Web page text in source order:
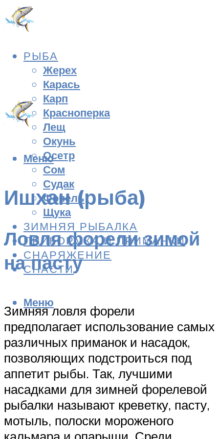
РЫБА
Жерех
Карась
Карп
Красноперка
Лещ
Окунь
Осетр
Сом
Судак
Форель
Щука
ЗИМНЯЯ РЫБАЛКА
ПРИКОРМКА И ПРИМАНКИ
СНАРЯЖЕНИЕ
СНАСТИ
Меню
Меню
Ишхан (рыба)
Ловля форели зимой
на пасту
Зимняя ловля форели
предполагает использование самых
различных приманок и насадок,
позволяющих подстроиться под
аппетит рыбы. Так, лучшими
насадками для зимней форелевой
рыбалки называют креветку, пасту,
мотыль, полоски мороженого